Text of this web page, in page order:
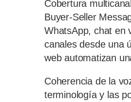
Cobertura
Buyer-Seller
WhatsApp, chat en
canales desde una
web automatizan
Coherencia de la
terminología y las